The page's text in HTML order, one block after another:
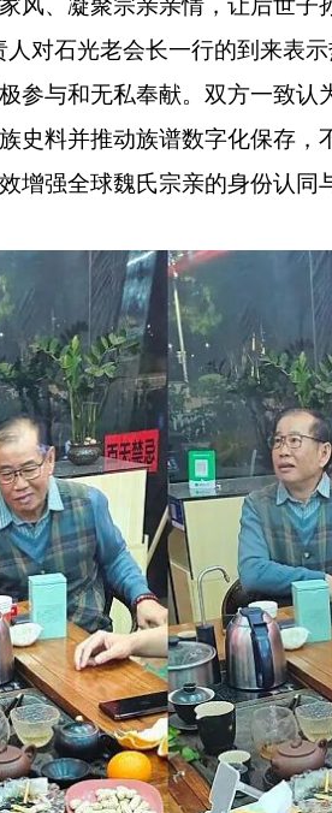
对石光老会长一行的到来表
参与和无私奉献。双方一致认
史料并推动族谱数字化保存，
增强全球魏氏宗亲的身份认同